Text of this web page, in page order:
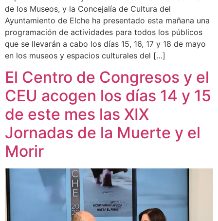
de los Museos, y la Concejalía de Cultura del
Ayuntamiento de Elche ha presentado esta mañana una
programación de actividades para todos los públicos
que se llevarán a cabo los días 15, 16, 17 y 18 de mayo
en los museos y espacios culturales del […]
El Centro de Congresos y el
CEU acogen los días 14 y 15
de este mes las XIX
Jornadas de la Muerte y el
Morir